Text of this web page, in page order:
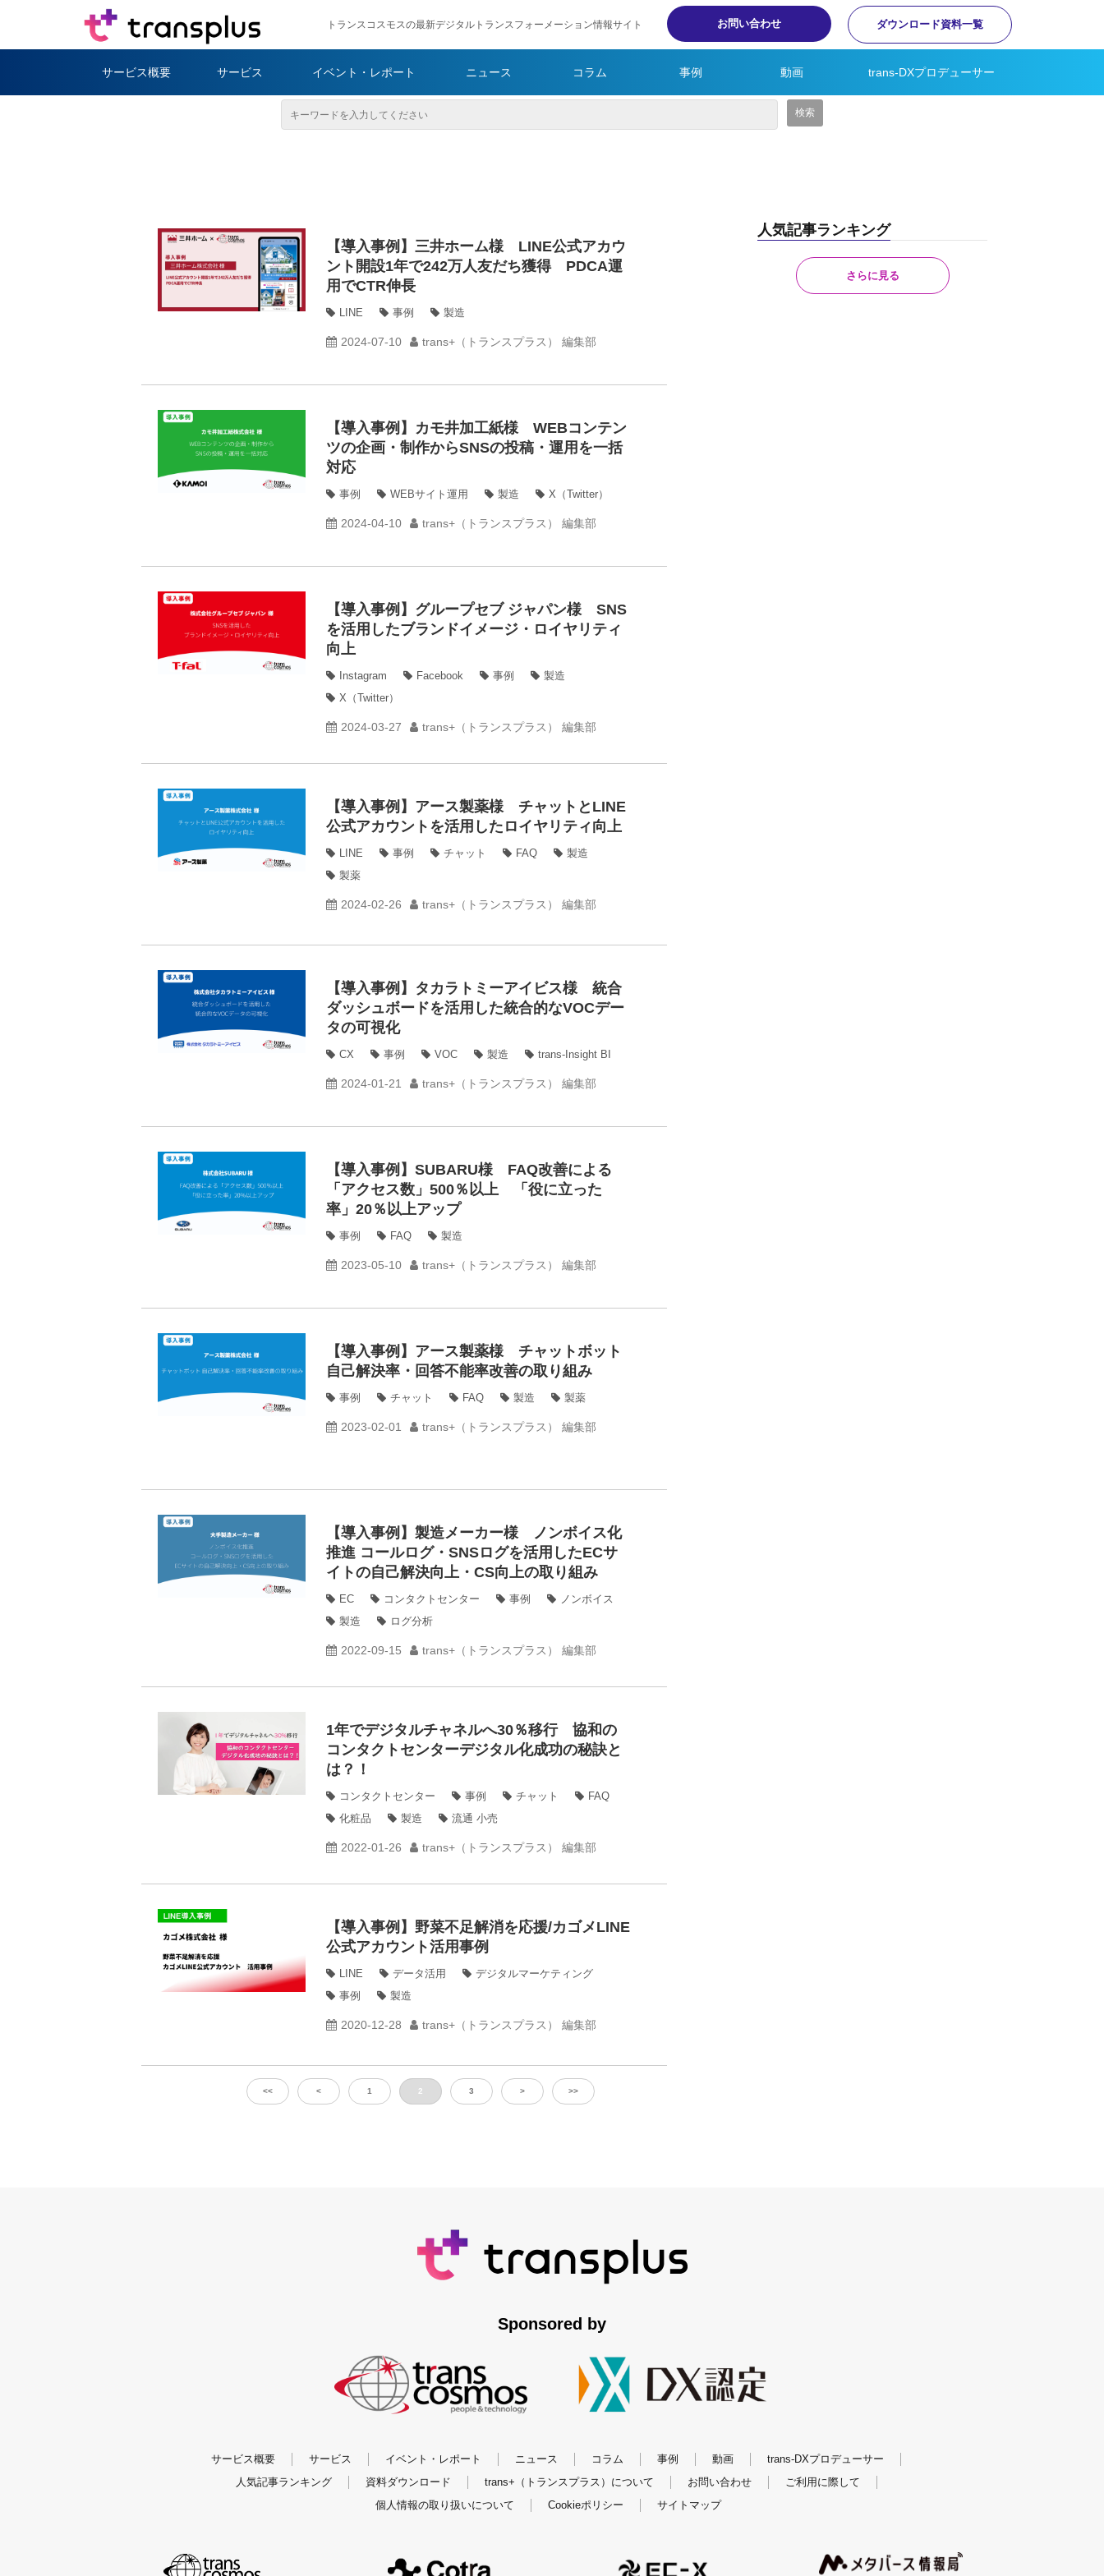
トランスコスモスの最新デジタルトランスフォーメーション情報サイト お問い合わせ ダウンロード資料一覧
サービス概要 サービス イベント・レポート ニュース コラム 事例 動画 trans-DXプロデューサー
【導入事例】三井ホーム様 LINE公式アカウ
ント開設1年で242万人友だち獲得 PDCA運
用でCTR伸長
LINE 事例 製造
2024-07-10 trans+（トランスプラス） 編集部
【導入事例】カモ井加工紙様 WEBコンテン
ツの企画・制作からSNSの投稿・運用を一括
対応
事例 WEBサイト運用 製造 X（Twitter）
2024-04-10 trans+（トランスプラス） 編集部
【導入事例】グループセブ ジャパン様 SNS
を活用したブランドイメージ・ロイヤリティ
向上
Instagram Facebook 事例
製造
X（Twitter）
2024-03-27 trans+（トランスプラス） 編集部
【導入事例】アース製薬様 チャットとLINE
公式アカウントを活用したロイヤリティ向上
LINE 事例 チャット FAQ
製造
製薬
2024-02-26 trans+（トランスプラス） 編集部
【導入事例】タカラトミーアイビス様 統合
ダッシュボードを活用した統合的なVOCデー
タの可視化
CX 事例 VOC 製造 trans-Insight BI
2024-01-21 trans+（トランスプラス） 編集部
【導入事例】SUBARU様 FAQ改善による
「アクセス数」500％以上 「役に立った
率」20％以上アップ
事例 FAQ 製造
2023-05-10 trans+（トランスプラス） 編集部
【導入事例】アース製薬様 チャットボット
自己解決率・回答不能率改善の取り組み
事例 チャット FAQ 製造 製薬
2023-02-01 trans+（トランスプラス） 編集部
【導入事例】製造メーカー様 ノンボイス化
推進 コールログ・SNSログを活用したECサ
イトの自己解決向上・CS向上の取り組み
EC コンタクトセンター 事例
ノンボイス
製造
ログ分析
2022-09-15 trans+（トランスプラス） 編集部
1年でデジタルチャネルへ30％移行 協和の
コンタクトセンターデジタル化成功の秘訣と
は？！
コンタクトセンター 事例 チャット
FAQ
化粧品
製造 流通 小売
2022-01-26 trans+（トランスプラス） 編集部
【導入事例】野菜不足解消を応援/カゴメLINE
公式アカウント活用事例
LINE データ活用
デジタルマーケティング
事例
製造
2020-12-28 trans+（トランスプラス） 編集部
<< < 1 2 3 > >>
人気記事ランキング
さらに見る
Sponsored by
サービス概要 サービス イベント・レポート ニュース コラム 事例 動画
trans-DXプロデューサー
人気記事ランキング
資料ダウンロード trans+（トランスプラス）について お問い合わせ
ご利用に際して
個人情報の取り扱いについて
Cookieポリシー サイトマップ